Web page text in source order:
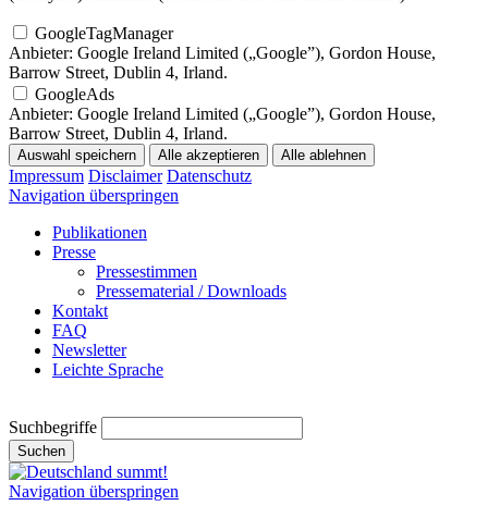
GoogleTagManager
Anbieter: Google Ireland Limited („Google”), Gordon House,
Barrow Street, Dublin 4, Irland.
GoogleAds
Anbieter: Google Ireland Limited („Google”), Gordon House,
Barrow Street, Dublin 4, Irland.
Auswahl speichern Alle akzeptieren Alle ablehnen
Impressum Disclaimer Datenschutz
Navigation überspringen
Publikationen
Presse
Pressestimmen
Pressematerial / Downloads
Kontakt
FAQ
Newsletter
Leichte Sprache
Suchbegriffe
Suchen
Navigation überspringen